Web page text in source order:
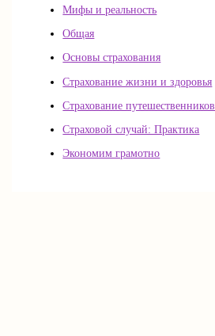
Мифы и реальность
Общая
Основы страхования
Страхование жизни и здоровья
Страхование путешественников
Страховой случай: Практика
Экономим грамотно